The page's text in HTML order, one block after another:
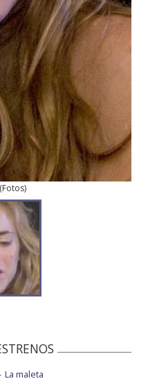
(Fotos)
La maleta